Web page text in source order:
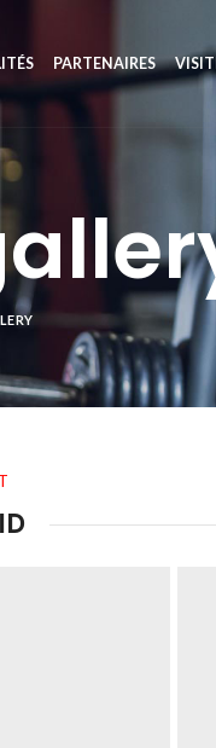
PARTENAIRES